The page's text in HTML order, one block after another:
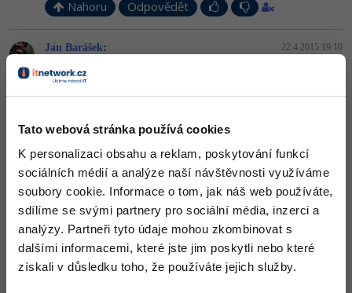
Tato webová stránka používá cookies
K personalizaci obsahu a reklam, poskytování funkcí
sociálních médií a analýze naší návštěvnosti využíváme
soubory cookie. Informace o tom, jak náš web používáte,
sdílíme se svými partnery pro sociální média, inzerci a
analýzy. Partneři tyto údaje mohou zkombinovat s
dalšími informacemi, které jste jim poskytli nebo které
získali v důsledku toho, že používáte jejich služby.
Nahoru Odpovědět
Jan Barášek: 22.4.2015 19:10
Být tebou, tak se naučím nejprve nějaké numerické metody,
protože analytické řešení rovnic je opravdová věda a správně ji
pochopit trvá opravdu dlouho.
najít řešení většiny rovnic jedné reálné proměnné s libovolnou
Pokud bys měl vstup v tomto tvaru:
Tak to přepíšeš na (pouhým spojením řetězců):
A-(B)=0
A pak jen vesele dosazuješ hodnoty za proměnnou a zkoumáš, kdy
se přiblížíš co nejblíže nule (jakmile budeš blízko, tak budeš
kontrolovat v menším intervalu) a tímto způsobem velice
jednoduše a rychle najdeš všechny řešení.